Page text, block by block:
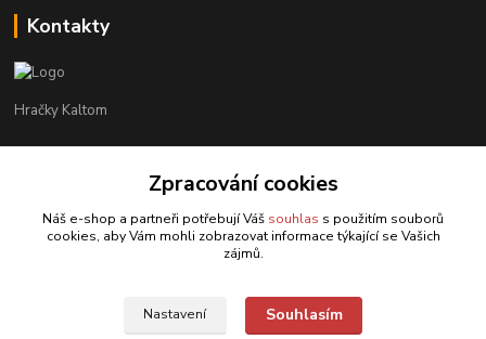
Kontakty
Hračky Kaltom
+420 777 538 008
hrackykaltom@gmail.com
Zpracování cookies
Náš e-shop a partneři potřebují Váš souhlas s použitím souborů
cookies, aby Vám mohli zobrazovat informace týkající se Vašich
zájmů.
Nastavení Souhlasím